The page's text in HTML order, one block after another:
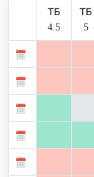
ТБ
4.5
ТБ
5